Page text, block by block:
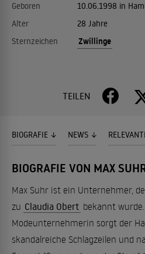
Geboren
10.06.1998 in
Alter
28 Jahre
Sternzeichen
Zwillinge
TEILEN
BIOGRAFIE NEWS
BIOGRAFIE VON MAX
Max Suhr ist ein Unternehmer,
zu Claudia Obert bekannt
Modeunternehmerin sorgt der
skandalreiche Schlagzeilen und